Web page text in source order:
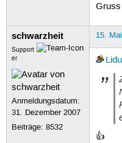
schwarzheit
Support
er
Anmeldungsdatum:
31. Dezember 2007
Beiträge:8532
15.
👍